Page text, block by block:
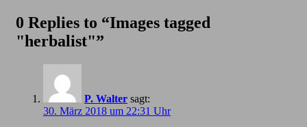
0 Replies to “Images tagged
"herbalist"”
P. Walter sagt:
30. März 2018 um 22:31 Uhr